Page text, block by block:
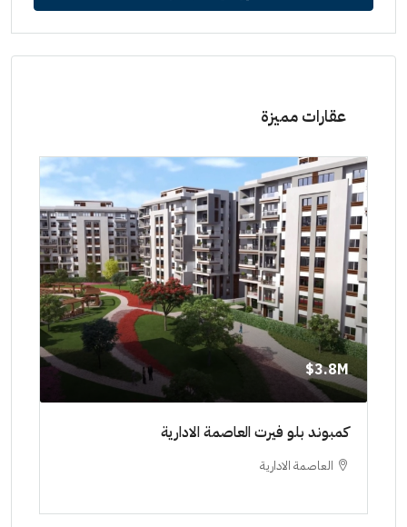
عقارات مميزة
3.8M$
كمبوند بلو فيرت العاصمة الادارية
العاصمة الادارية